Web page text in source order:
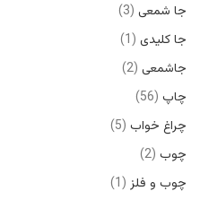
جا شمعی 3
جا کلیدی 1
جاشمعی 2
چاپ 56
چراغ خواب 5
چوب 2
چوب و فلز 1